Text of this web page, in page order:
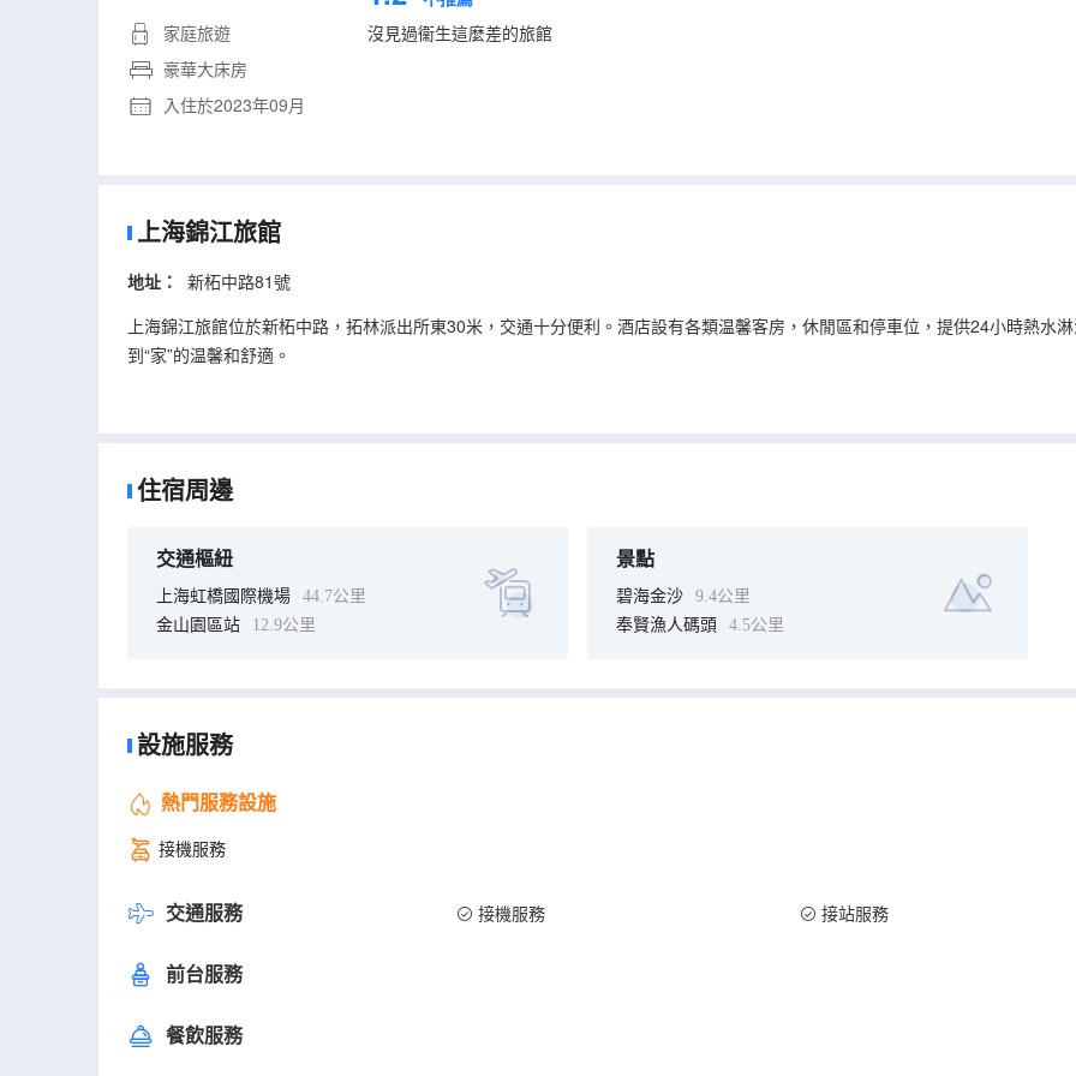
家庭旅遊
豪華大床房
入住於2023年09月
沒見過衞生這麼差的旅館
上海錦江旅館
地址：
新柘中路81號
上海錦江旅館位於新柘中路，拓林派出所東30米，交通十分便利。酒店設有各類温馨客房，休閒區和停車位，提供24小時熱水
到“家”的温馨和舒適。
住宿周邊
交通樞紐
上海虹橋國際機場
44.7公里
金山園區站
12.9公里
景點
碧海金沙
9.4公里
奉賢漁人碼頭
4.5公里
設施服務
熱門服務設施
接機服務
交通服務 接機服務 接站服務
前台服務
餐飲服務